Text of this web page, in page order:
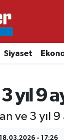
Siyaset
yıl 9
ve 3 yıl
18.03.2026 - 17:26